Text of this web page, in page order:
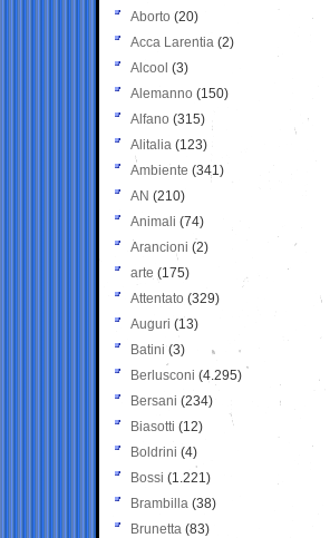
Aborto (20)
Acca Larentia (2)
Alcool (3)
Alemanno (150)
Alfano (315)
Alitalia (123)
Ambiente (341)
AN (210)
Animali (74)
Arancioni (2)
arte (175)
Attentato (329)
Auguri (13)
Batini (3)
Berlusconi (4.295)
Bersani (234)
Biasotti (12)
Boldrini (4)
Bossi (1.221)
Brambilla (38)
Brunetta (83)